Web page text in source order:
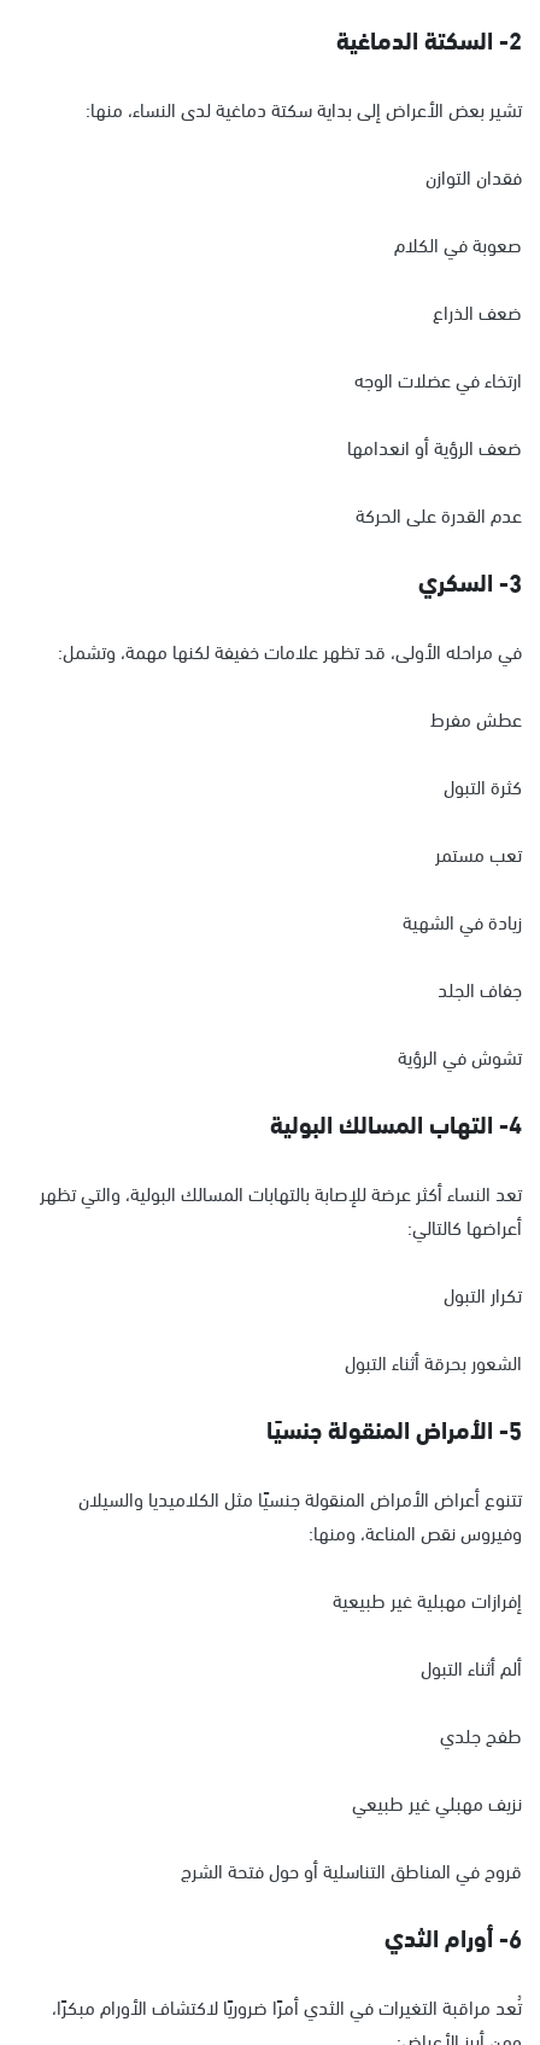
2- السكتة الدماغية
تشير بعض الأعراض إلى بداية سكتة دماغية لدى النساء، منها:
فقدان التوازن
صعوبة في الكلام
ضعف الذراع
ارتخاء في عضلات الوجه
ضعف الرؤية أو انعدامها
عدم القدرة على الحركة
3- السكري
في مراحله الأولى، قد تظهر علامات خفيفة لكنها مهمة، وتشمل:
عطش مفرط
كثرة التبول
تعب مستمر
زيادة في الشهية
جفاف الجلد
تشوش في الرؤية
4- التهاب المسالك البولية
تعد النساء أكثر عرضة للإصابة بالتهابات المسالك البولية، والتي تظهر
أعراضها كالتالي:
تكرار التبول
الشعور بحرقة أثناء التبول
5- الأمراض المنقولة جنسيًا
تتنوع أعراض الأمراض المنقولة جنسيًا مثل الكلاميديا والسيلان
وفيروس نقص المناعة، ومنها:
إفرازات مهبلية غير طبيعية
ألم أثناء التبول
طفح جلدي
نزيف مهبلي غير طبيعي
قروح في المناطق التناسلية أو حول فتحة الشرج
6- أورام الثدي
تُعد مراقبة التغيرات في الثدي أمرًا ضروريًا لاكتشاف الأورام مبكرًا،